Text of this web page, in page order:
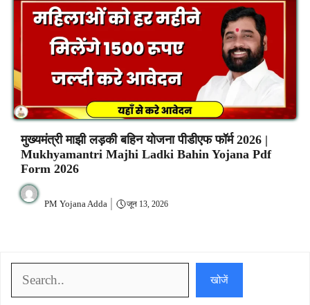
मुख्यमंत्री माझी लड़की बहिन योजना पीडीएफ फॉर्म 2026 |
Mukhyamantri Majhi Ladki Bahin Yojana Pdf
Form 2026
PM Yojana Adda जून 13, 2026
खोजें
खोजें